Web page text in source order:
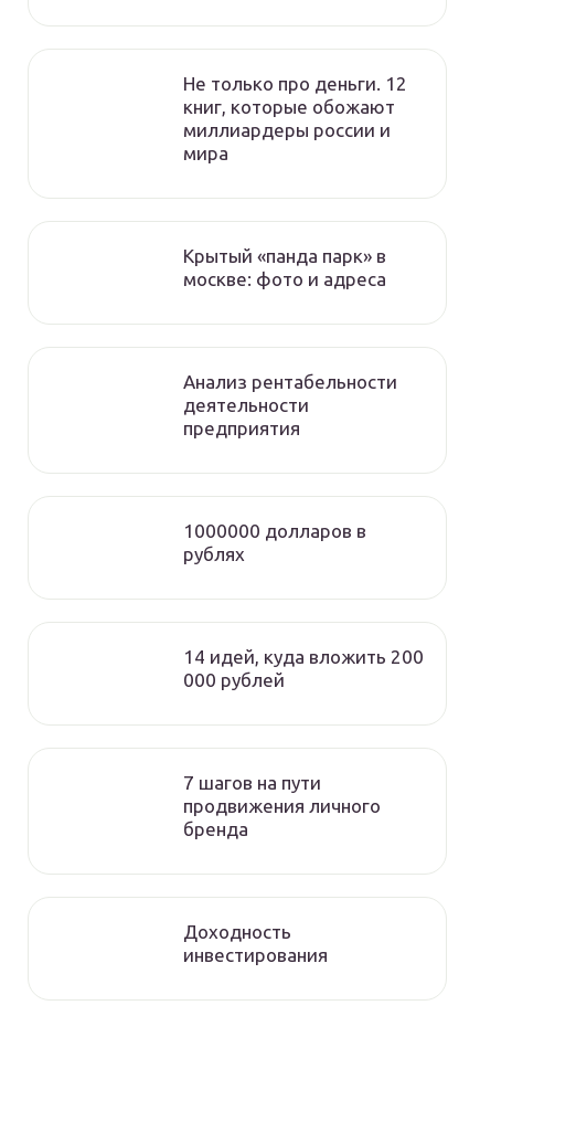
Не только про деньги. 12
книг, которые обожают
миллиардеры россии и
мира
Крытый «панда парк» в
москве: фото и адреса
Анализ рентабельности
деятельности
предприятия
1000000 долларов в
рублях
14 идей, куда вложить 200
000 рублей
7 шагов на пути
продвижения личного
бренда
Доходность
инвестирования